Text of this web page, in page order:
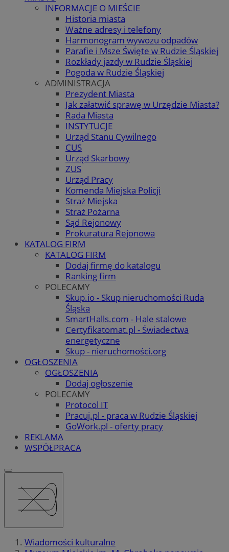
INFORMACJE O MIEŚCIE
Historia miasta
Ważne adresy i telefony
Harmonogram wywozu odpadów
Parafie i Msze Święte w Rudzie Śląskiej
Rozkłady jazdy w Rudzie Śląskiej
Pogoda w Rudzie Śląskiej
ADMINISTRACJA
Prezydent Miasta
Jak załatwić sprawę w Urzędzie Miasta?
Rada Miasta
INSTYTUCJE
Urząd Stanu Cywilnego
CUS
Urząd Skarbowy
ZUS
Urząd Pracy
Komenda Miejska Policji
Straż Miejska
Straż Pożarna
Sąd Rejonowy
Prokuratura Rejonowa
KATALOG FIRM
KATALOG FIRM
Dodaj firmę do katalogu
Ranking firm
POLECAMY
Skup.io - Skup nieruchomości Ruda
Śląska
SmartHalls.com - Hale stalowe
Certyfikatomat.pl - Świadectwa
energetyczne
Skup - nieruchomości.org
OGŁOSZENIA
OGŁOSZENIA
Dodaj ogłoszenie
POLECAMY
Protocol IT
Pracuj.pl - praca w Rudzie Śląskiej
GoWork.pl - oferty pracy
REKLAMA
WSPÓŁPRACA
Wiadomości kulturalne